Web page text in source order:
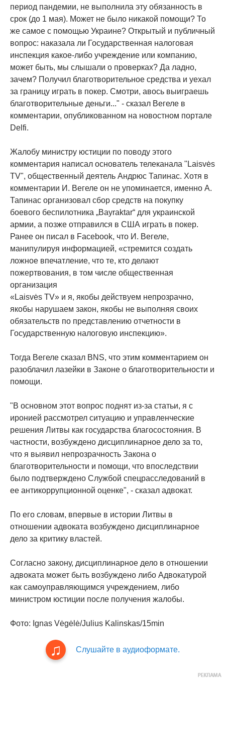
период пандемии, не выполнила эту обязанность в
срок (до 1 мая). Может не было никакой помощи? То
же самое с помощью Украине? Открытый и публичный
вопрос: наказала ли Государственная налоговая
инспекция какое-либо учреждение или компанию,
может быть, мы слышали о проверках? Да ладно,
зачем? Получил благотворительное средства и уехал
за границу играть в покер. Смотри, авось выиграешь
благотворительные деньги..." - сказал Вегеле в
комментарии, опубликованном на новостном портале
Delfi.
Жалобу министру юстиции по поводу этого
комментария написал основатель телеканала "Laisvės
TV", общественный деятель Андрюс Тапинас. Хотя в
комментарии И. Вегеле он не упоминается, именно А.
Тапинас организовал сбор средств на покупку
боевого беспилотника „Bayraktar“ для украинской
армии, а позже отправился в США играть в покер.
Ранее он писал в Facebook, что И. Вегеле,
манипулируя информацией, «стремится создать
ложное впечатление, что те, кто делают
пожертвования, в том числе общественная
организация
«Laisvės TV» и я, якобы действуем непрозрачно,
якобы нарушаем закон, якобы не выполняя своих
обязательств по представлению отчетности в
Государственную налоговую инспекцию».
Тогда Вегеле сказал BNS, что этим комментарием он
разоблачил лазейки в Законе о благотворительности и
помощи.
"В основном этот вопрос поднят из-за статьи, я с
иронией рассмотрел ситуацию и управленческие
решения Литвы как государства благосостояния. В
частности, возбуждено дисциплинарное дело за то,
что я выявил непрозрачность Закона о
благотворительности и помощи, что впоследствии
было подтверждено Службой спецрасследований в
ее антикоррупционной оценке", - сказал адвокат.
По его словам, впервые в истории Литвы в
отношении адвоката возбуждено дисциплинарное
дело за критику властей.
Согласно закону, дисциплинарное дело в отношении
адвоката может быть возбуждено либо Адвокатурой
как самоуправляющимся учреждением, либо
министром юстиции после получения жалобы.
Фото: Ignas Vėgėlė/Julius Kalinskas/15min
Слушайте в аудиоформате.